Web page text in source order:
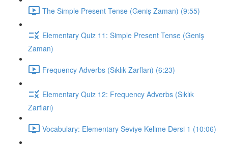
The Simple Present Tense (Geniş Zaman) (9:55)
Elementary Quiz 11: Simple Present Tense (Geniş
Zaman)
Frequency Adverbs (Sıklık Zarfları) (6:23)
Elementary Quiz 12: Frequency Adverbs (Sıklık
Zarfları)
Vocabulary: Elementary Seviye Kelime Dersi 1 (10:06)